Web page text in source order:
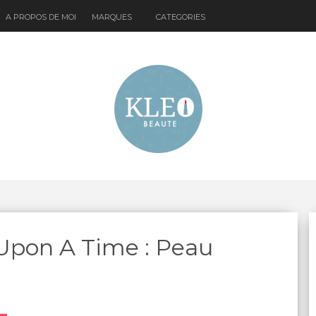
A PROPOS DE MOI MARQUES CATEGORIES
A Time : Peau